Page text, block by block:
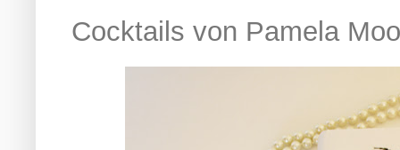
Cocktails von Pamela